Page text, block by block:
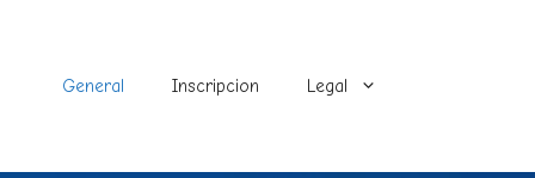
General Inscripcion Legal